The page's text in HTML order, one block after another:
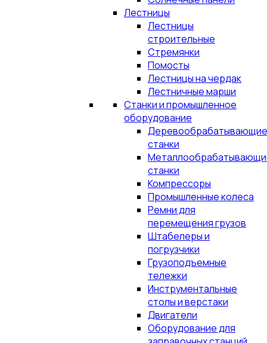
Лестницы
Лестницы
строительные
Стремянки
Помосты
Лестницы на чердак
Лестничные марши
Станки и промышленное
оборудование
Деревообрабатывающие
станки
станки
Компрессоры
Промышленные колеса
Ремни для
перемещения грузов
Штабелеры и
погрузчики
Грузоподъемные
тележки
Инструментальные
столы и верстаки
Двигатели
Оборудование для